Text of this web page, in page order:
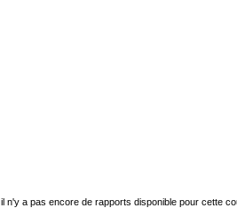
il n'y a pas encore de rapports disponible pour cette